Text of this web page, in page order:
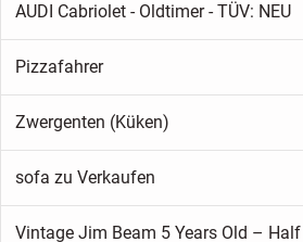
AUDI Cabriolet - Oldtimer - TÜV: NEU
Pizzafahrer
Zwergenten (Küken)
sofa zu Verkaufen